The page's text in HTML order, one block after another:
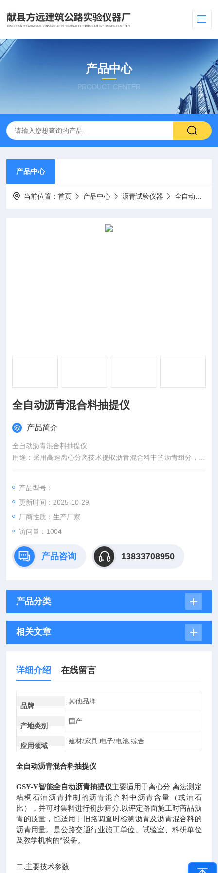
产品中心
PRODUCT CENTER
产品中心
当前位置：首页 产品中心 沥青试验仪器 全自动抽提仪
全自动沥青混合料抽提仪
产品简介
全自动沥青混合料抽提仪
用途：采用高速离心分离技术提取沥青混合料中的沥青组分，快
速测定沥青混合料的石比，并可对集料进行初步筛分。
产品型号：
更新时间：2025-10-29
厂商性质：生产厂家
访问量：1004
产品咨询 13833708950
产品分类
相关文章
详细介绍 在线留言
品牌
其他品牌
产地类别
国产
应用领域
建材/家具,电子/电池,综合
全自动沥青混合料抽提仪
GSY-V智能全自动沥青抽提仪主要适用于离心分 离法测定
粘稠石油沥青拌制的沥青混合料中沥青含量（或油石
比），并可对集料进行初步筛分.以评定路面施工时商品沥
青的质量，也适用于旧路调查时检测沥青及沥青混合料的
沥青用量。是公路交通行业施工单位、试验室、科研单位
及教学机构的*设备。
二.主要技术参数